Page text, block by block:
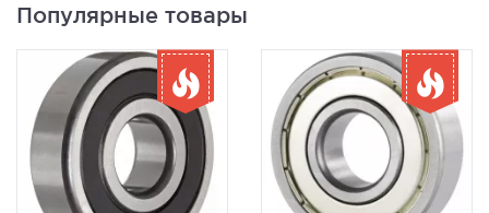
Популярные товары